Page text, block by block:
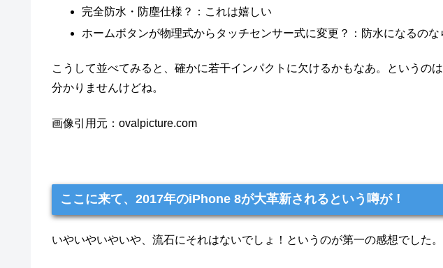
完全防水・防塵仕様？：これは嬉しい
ホームボタンが物理式からタッチセンサー式に変更？：防水になるのな
こうして並べてみると、確かに若干インパクトに欠けるかもなあ。というの
分かりませんけどね。
画像引用元：ovalpicture.com
ここに来て、2017年のiPhone 8が大革新されるという噂が！
いやいやいやいや、流石にそれはないでしょ！というのが第一の感想でした。